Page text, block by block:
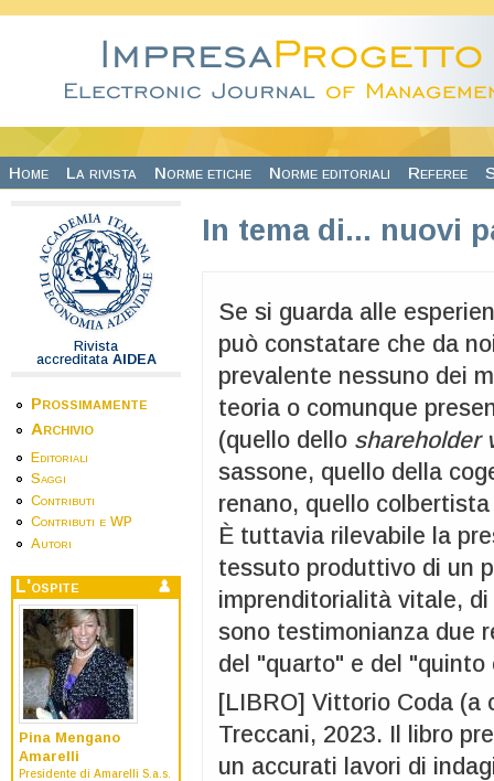
Home La rivista Norme etiche Norme editoriali Referee
Rivista
accreditata AIDEA
Prossimamente
Archivio
Editoriali
Saggi
Contributi
Contributi e WP
Autori
L'ospite
Pina Mengano
Amarelli
Presidente di Amarelli S.a.s.
In tema di... nuovi
Se si guarda alle
può constatare che da
prevalente nessuno dei
teoria o comunque
(quello dello shareholder
sassone, quello della
renano, quello
È tuttavia rilevabile la
tessuto produttivo di un
imprenditorialità vitale,
sono testimonianza due
del "quarto" e del "quinto
[LIBRO] Vittorio Coda (a
Treccani, 2023. Il libro
un accurati lavori di